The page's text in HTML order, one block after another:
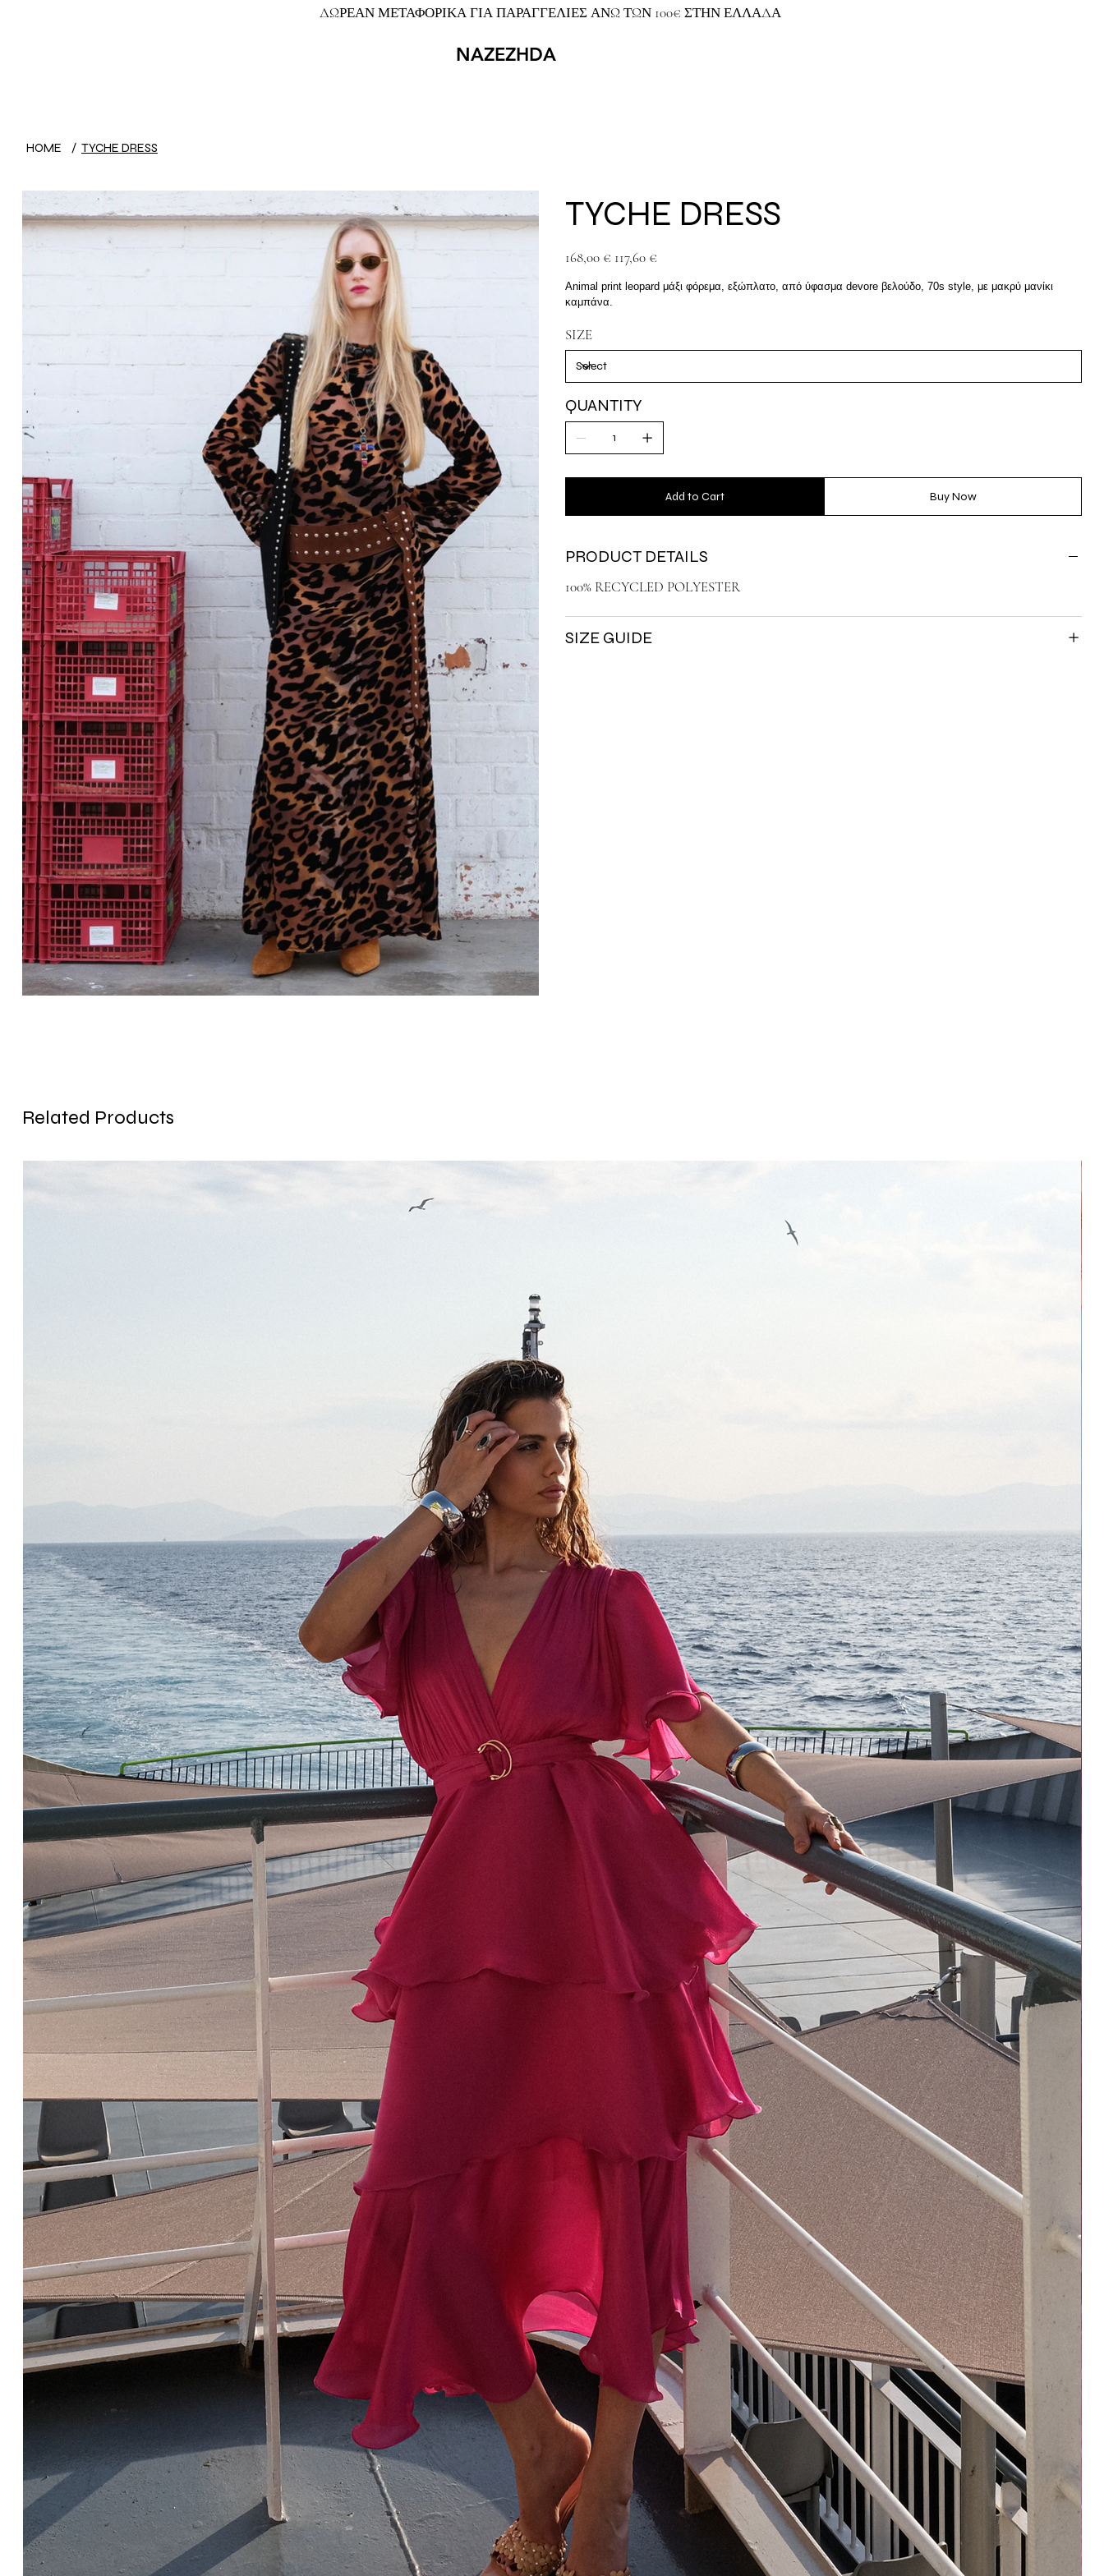
ΔΩΡΕΑΝ ΜΕΤΑΦΟΡΙΚΑ ΓΙΑ ΠΑΡΑΓΓΕΛΙΕΣ ΑΝΩ ΤΩΝ 100€ ΣΤΗΝ ΕΛΛΑΔΑ
NAZEZHDA
HOME / TYCHE DRESS
TYCHE DRESS
Original
price
168,00 € price
117,60 €
Animal print leopard μάξι φόρεμα, εξώπλατο, από ύφασμα devore βελούδο, 70s style, με μακρύ μανίκι
καμπάνα.
SIZE
QUANTITY
Add to Cart Buy Now
PRODUCT DETAILS
100% RECYCLED POLYESTER
SIZE GUIDE
Related Products